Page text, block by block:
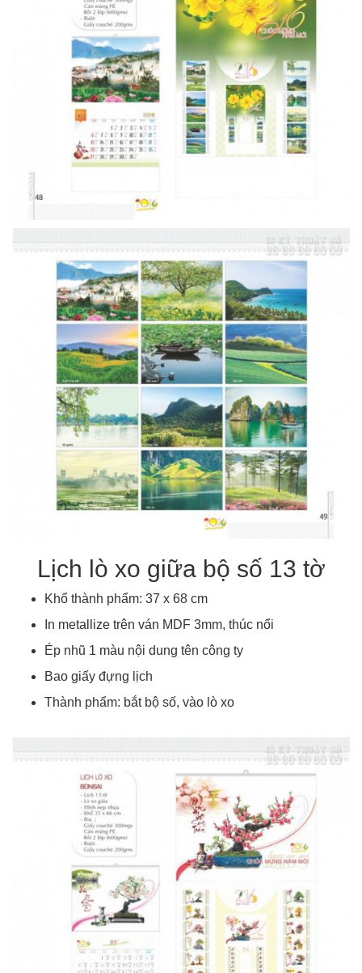
Lịch lò xo giữa bộ số 13 tờ
Khổ thành phẩm: 37 x 68 cm
In metallize trên ván MDF 3mm, thúc nổi
Ép nhũ 1 màu nội dung tên công ty
Bao giấy đựng lịch
Thành phẩm: bắt bộ số, vào lò xo